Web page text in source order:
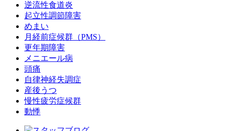
逆流性食道炎
起立性調節障害
めまい
月経前症候群（PMS）
更年期障害
メニエール病
頭痛
自律神経失調症
産後うつ
慢性疲労症候群
動悸